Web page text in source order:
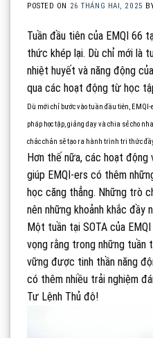
POSTED ON 26 THÁNG HAI, 2025
Tuần đầu tiên của EMQI 66
thức khép lại. Dù chỉ mới là
nhiệt huyết và năng động
qua các hoạt động từ học
Dù mới chỉ bước vào tuần đầu tiên,
pháp học tập, giảng dạy và chia sẻ cho
chắc chắn sẽ tạo ra hành trình tri thức
Hơn thế nữa, các hoạt động
giúp EMQI-ers có thêm
học căng thẳng. Những trò
nên những khoảnh khắc đầy
Một tuần tại SOTA của
vọng rằng trong những tuần
vững được tinh thần năng
có thêm nhiều trải nghiệm
Tư Lệnh Thủ đô!